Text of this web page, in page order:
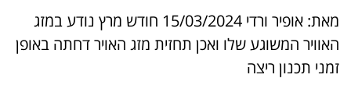
מאת: אופיר ורדי 15/03/2024 חודש מרץ נודע במזג
האוויר המשוגע שלו ואכן תחזית מזג האויר דחתה באופן
זמני תכנון ריצה